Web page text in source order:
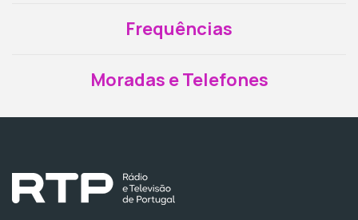
Frequências
Moradas e Telefones